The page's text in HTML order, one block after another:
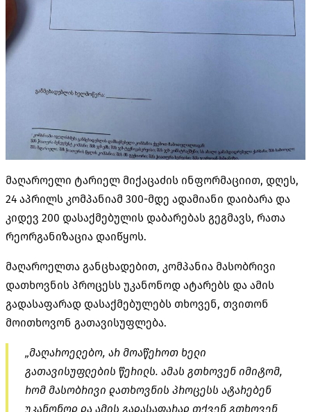
მაღაროელი ტარიელ მიქაცაძის ინფორმაციით, დღეს,
24 აპრილს კომპანიამ 300-მდე ადამიანი დაიბარა და
კიდევ 200 დასაქმებულის დაბარებას გეგმავს, რათა
რეორგანიზაცია დაიწყოს.
მაღაროელთა განცხადებით, კომპანია მასობრივი
დათხოვნის პროცესს უკანონოდ ატარებს და ამის
გადასაფარად დასაქმებულებს თხოვენ, თვითონ
მოითხოვონ გათავისუფლება.
„მაღაროელებო, არ მოაწეროთ ხელი
გათავისუფლების წერილს. ამას გთხოვენ იმიტომ,
რომ მასობრივი დათხოვნის პროცესს ატარებენ
უკანონოდ და ამის გადასაფარად თქვენ გთხოვენ